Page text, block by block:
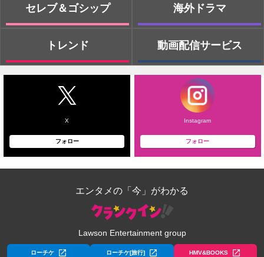
セレブ＆ゴシップ
トレンド
海外ドラマ
動画配信サービス
X
フォロー
Instagram
フォロー
エンタメの「今」がわかる
Lawson Entertainment group
ローチケ ローチケ[旅行] HMV&BOOKS